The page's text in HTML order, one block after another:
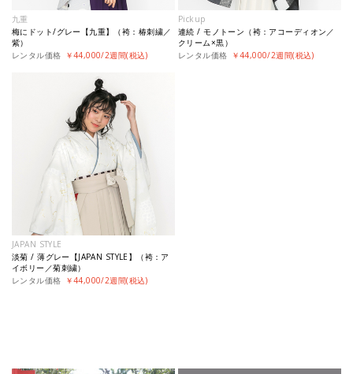
九重
梅にドット/グレー【九重】（袴：椿刺繍／
紫）
レンタル価格 ￥44,000/2週間(税込)
Pickup
連続 / モノトーン（袴：アコーディオン／
クリーム×黒）
レンタル価格 ￥44,000/2週間(税込)
JAPAN STYLE
淡菊 / 薄グレー【JAPAN STYLE】（袴：ア
イボリー／菊刺繍）
レンタル価格 ￥44,000/2週間(税込)